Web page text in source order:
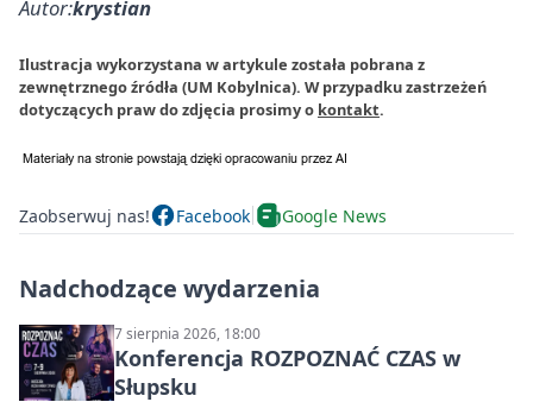
Autor:krystian
Ilustracja wykorzystana w artykule została pobrana z
zewnętrznego źródła (UM Kobylnica). W przypadku zastrzeżeń
dotyczących praw do zdjęcia prosimy o kontakt.
Zaobserwuj nas! Facebook Google News
Nadchodzące wydarzenia
7 sierpnia 2026, 18:00
Konferencja ROZPOZNAĆ CZAS w
Słupsku